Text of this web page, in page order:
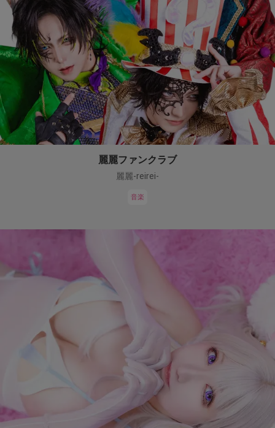
麗麗ファンクラブ
麗麗-reirei-
音楽